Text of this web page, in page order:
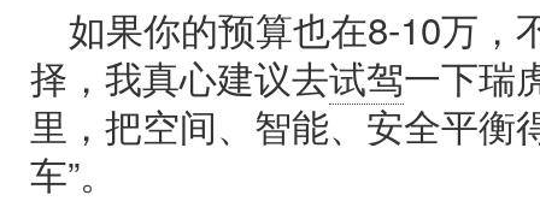
如果你的预算也在8-10万，
择，我真心建议去试驾一下瑞
里，把空间、智能、安全平衡
车”。